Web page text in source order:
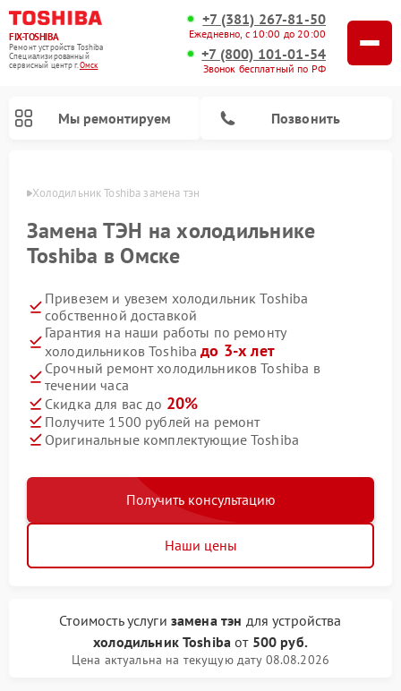
FIX-TOSHIBA
Ремонт устройств Toshiba
Специализированный
cервисный центр г.Омск
+7 (381) 267-81-50
Ежедневно, с 10:00 до 20:00
+7 (800) 101-01-54
Звонок бесплатный по РФ
Мы ремонтируем Позвонить
Холодильник Toshiba замена тэн
Замена ТЭН на холодильнике
Toshiba в Омске
Привезем и увезем холодильник Toshiba
собственной доставкой
Гарантия на наши работы по ремонту
холодильников Toshibaдо 3-х лет
Срочный ремонт холодильников Toshiba в
течении часа
Скидка для вас до 20%
Получите 1500 рублей на ремонт
Оригинальные комплектующие Toshiba
Получить консультацию
Наши цены
Стоимость услуги замена тэн для устройства
холодильник Toshiba от 500 руб.
Цена актуальна на текущую дату 08.08.2026